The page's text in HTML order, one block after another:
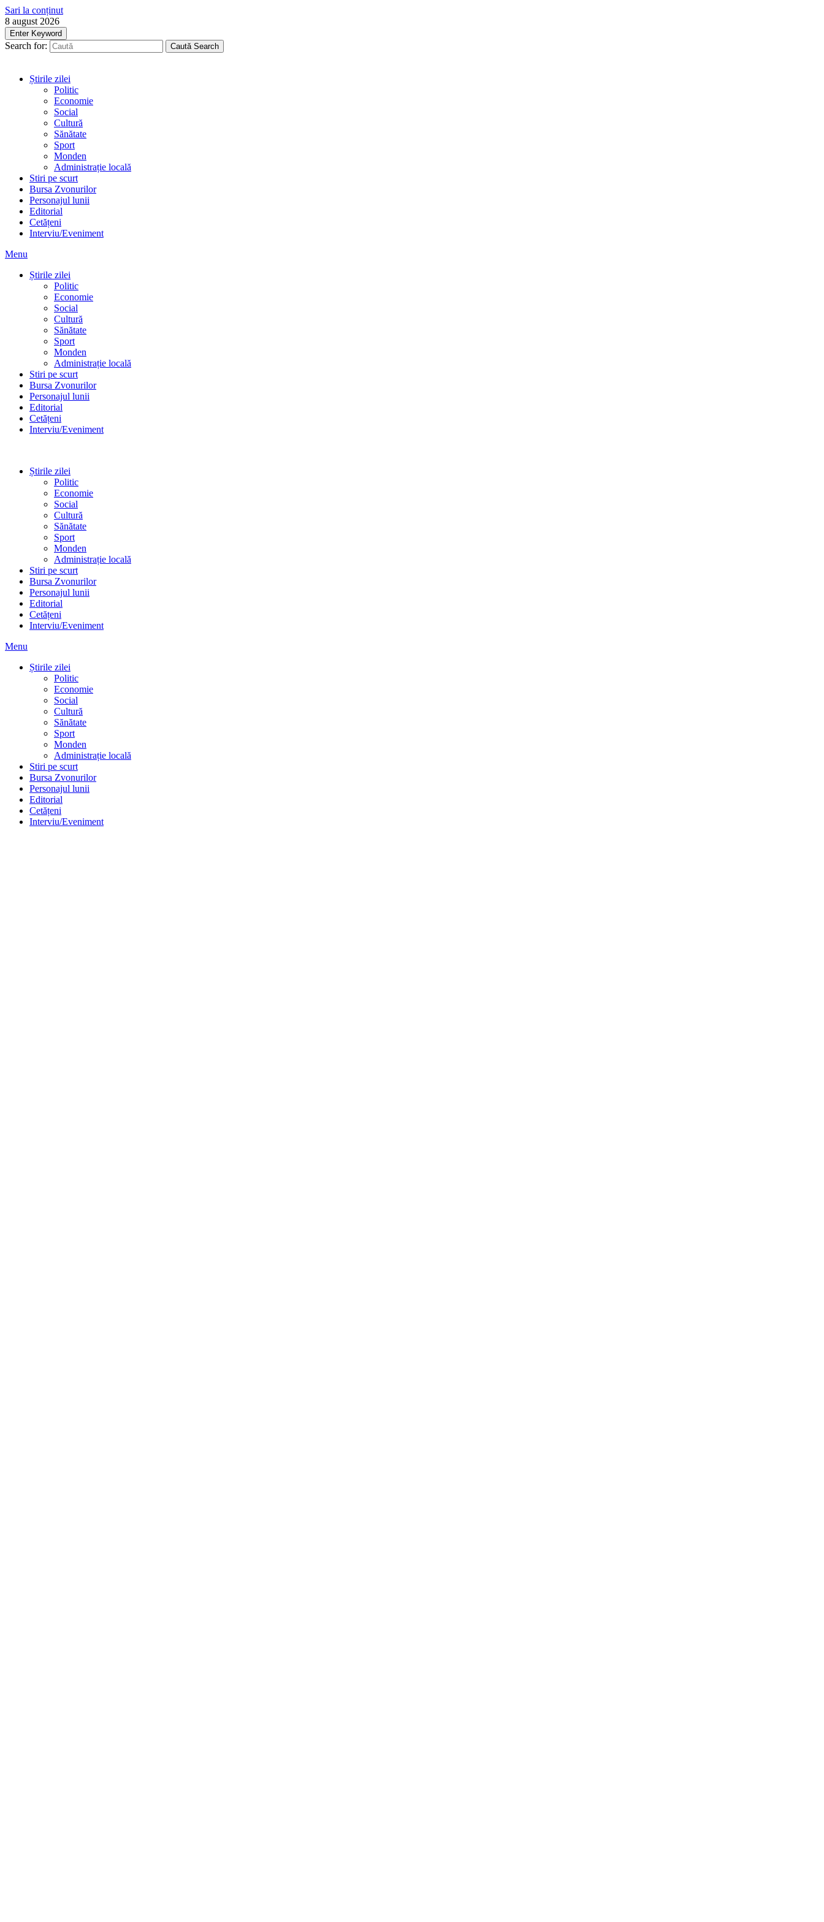
Sari la conținut
8 august 2026
Enter Keyword
Search for: Caută Search
Știrile zilei
Politic
Economie
Social
Cultură
Sănătate
Sport
Monden
Administrație locală
Stiri pe scurt
Bursa Zvonurilor
Personajul lunii
Editorial
Cetățeni
Interviu/Eveniment
Menu
Știrile zilei
Politic
Economie
Social
Cultură
Sănătate
Sport
Monden
Administrație locală
Stiri pe scurt
Bursa Zvonurilor
Personajul lunii
Editorial
Cetățeni
Interviu/Eveniment
Știrile zilei
Politic
Economie
Social
Cultură
Sănătate
Sport
Monden
Administrație locală
Stiri pe scurt
Bursa Zvonurilor
Personajul lunii
Editorial
Cetățeni
Interviu/Eveniment
Menu
Știrile zilei
Politic
Economie
Social
Cultură
Sănătate
Sport
Monden
Administrație locală
Stiri pe scurt
Bursa Zvonurilor
Personajul lunii
Editorial
Cetățeni
Interviu/Eveniment